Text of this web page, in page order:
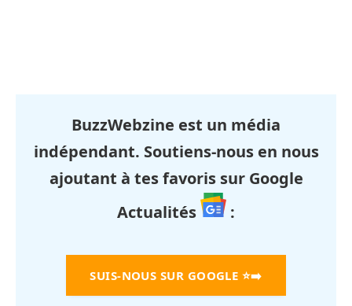
BuzzWebzine est un média
indépendant. Soutiens-nous en nous
ajoutant à tes favoris sur Google
Actualités
:
SUIS-NOUS SUR GOOGLE ⭐➡️